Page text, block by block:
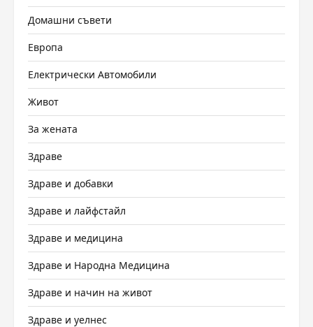
Домашни съвети
Европа
Електрически Автомобили
Живот
За жената
Здраве
Здраве и добавки
Здраве и лайфстайл
Здраве и медицина
Здраве и Народна Медицина
Здраве и начин на живот
Здраве и уелнес